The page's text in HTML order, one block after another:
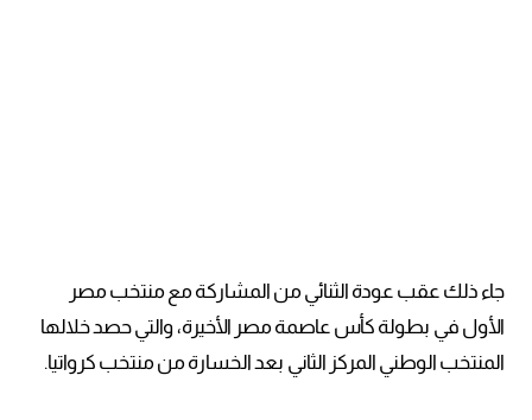
جاء ذلك عقب عودة الثنائي من المشاركة مع منتخب مصر
الأول في بطولة كأس عاصمة مصر الأخيرة، والتي حصد خلالها
المنتخب الوطني المركز الثاني بعد الخسارة من منتخب كرواتيا.